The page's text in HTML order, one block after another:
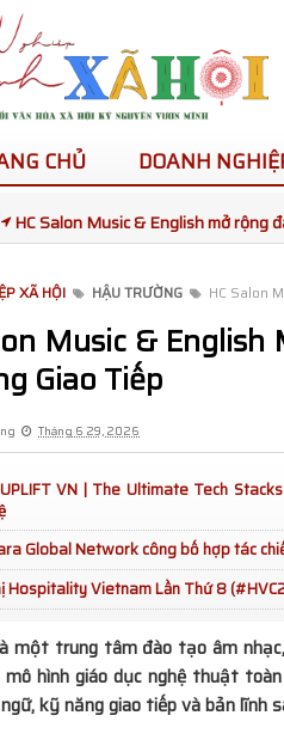
CHỦ DOANH
Tọa đàm sức khỏe phổi kết nối
Ba đại diện Việt Nam được kỳ vọng
and Queen Republic Continent
Và Lan Tỏa Tinh Thần
Diễn viên Dương Phi Long: “Ngẫm -
chậm giữa thời đại ồn ào
HANE tổ chức tham quan Biwase
XÃ HỘI HẬU TRƯỜNG HC Salon
Music &
Giao Tiếp
Tháng 6 29, 2026
VN | The Ultimate Tech
Global Network công bố hợp tác
Hospitality Vietnam Lần Thứ 8
một trung tâm đào tạo âm
hình giáo dục nghệ thuật
kỹ năng giao tiếp và bản lĩnh